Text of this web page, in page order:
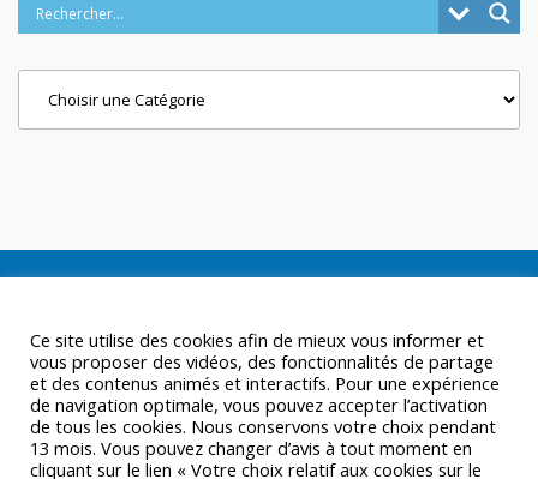
Ce site utilise des cookies afin de mieux vous informer et
vous proposer des vidéos, des fonctionnalités de partage
et des contenus animés et interactifs. Pour une expérience
de navigation optimale, vous pouvez accepter l’activation
de tous les cookies. Nous conservons votre choix pendant
13 mois. Vous pouvez changer d’avis à tout moment en
cliquant sur le lien « Votre choix relatif aux cookies sur le